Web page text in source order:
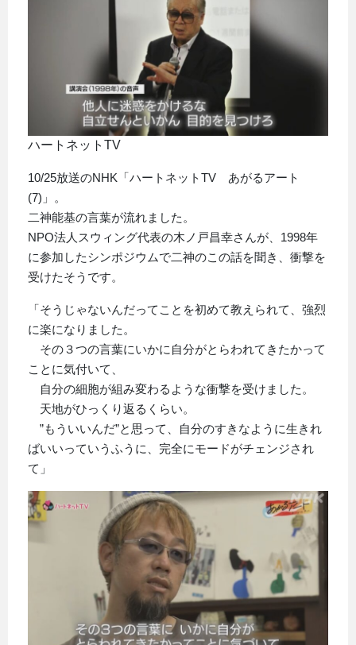
ハートネットTV
10/25放送のNHK「ハートネットTV あがるアート
(7)」。
二神能基の言葉が流れました。
NPO法人スウィング代表の木ノ戸昌幸さんが、1998年
に参加したシンポジウムで二神のこの話を聞き、衝撃を
受けたそうです。
「そうじゃないんだってことを初めて教えられて、強烈
に楽になりました。
その３つの言葉にいかに自分がとらわれてきたかって
ことに気付いて、
自分の細胞が組み変わるような衝撃を受けました。
天地がひっくり返るくらい。
”もういいんだ”と思って、自分のすきなように生きれ
ばいいっていうふうに、完全にモードがチェンジされ
て」